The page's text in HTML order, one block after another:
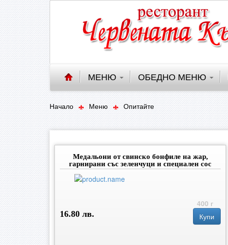
МЕНЮ ОБЕДНО МЕНЮ
Начало Меню Опитайте
Медальони от свинско бонфиле на жар,
гарнирани със зеленчуци и специален сос
400 г
16.80 лв.
Купи